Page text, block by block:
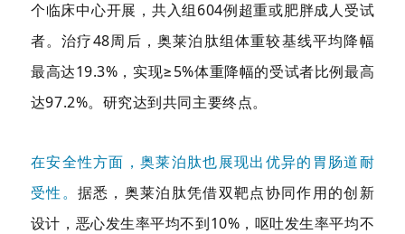
个临床中心开展，共入组604例超重或肥胖成人受试
者。治疗48周后，奥莱泊肽组体重较基线平均降幅
最高达19.3%，实现≥5%体重降幅的受试者比例最高
达97.2%。研究达到共同主要终点。
在安全性方面，奥莱泊肽也展现出优异的胃肠道耐
受性。 据悉，奥莱泊肽凭借双靶点协同作用的创新
设计，恶心发生率平均不到10%，呕吐发生率平均不